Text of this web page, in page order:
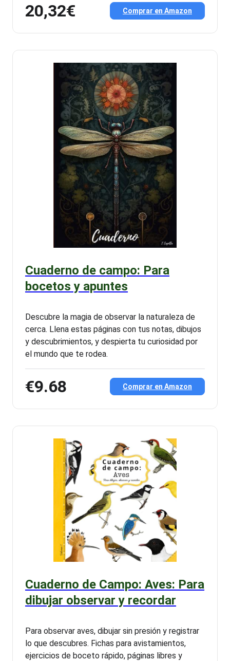
20,32€ Comprar en Amazon
Cuaderno de campo: Para
bocetos y apuntes
Descubre la magia de observar la naturaleza de
cerca. Llena estas páginas con tus notas, dibujos
y descubrimientos, y despierta tu curiosidad por
el mundo que te rodea.
€9.68 Comprar en Amazon
Cuaderno de Campo: Aves: Para
dibujar observar y recordar
Para observar aves, dibujar sin presión y registrar
lo que descubres. Fichas para avistamientos,
ejercicios de boceto rápido, páginas libres y